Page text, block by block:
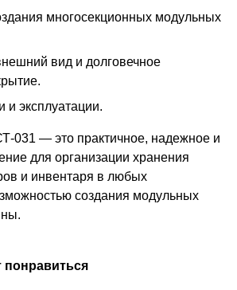
многосекционных модульных
вид и долговечное
и эксплуатации.
031 — это практичное, надежное и
для организации хранения
и инвентаря в любых
создания модульных
понравиться